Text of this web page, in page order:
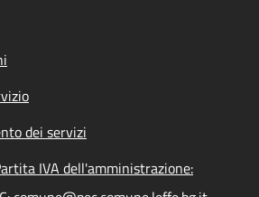
dei servizi
IVA dell'amministrazione: